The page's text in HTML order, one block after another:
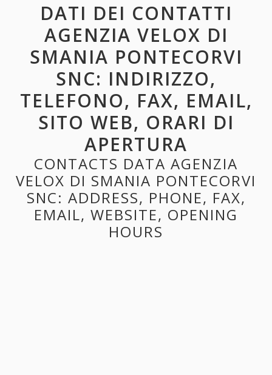
DATI DEI CONTATTI
AGENZIA VELOX DI
SMANIA PONTECORVI
SNC: INDIRIZZO,
TELEFONO, FAX, EMAIL,
SITO WEB, ORARI DI
APERTURA
CONTACTS DATA AGENZIA
VELOX DI SMANIA PONTECORVI
SNC: ADDRESS, PHONE, FAX,
EMAIL, WEBSITE, OPENING
HOURS